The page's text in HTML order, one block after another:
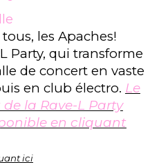
les Apaches!
Party, qui transforme
de concert en vaste
en club électro. Le
la Rave-L Party
en cliquant
ici